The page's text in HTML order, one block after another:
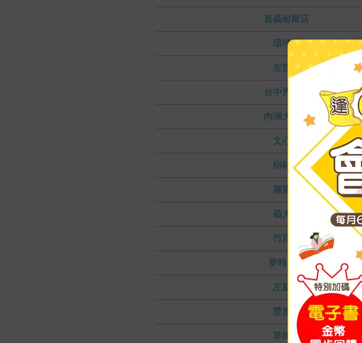
嘉義耐斯店
環球店
左營店
台中秀泰店
內湖大潤發
文心店
樹林店
麗寶店
義大店
竹百店
夢時代店
左新店
豐原店
草衙店